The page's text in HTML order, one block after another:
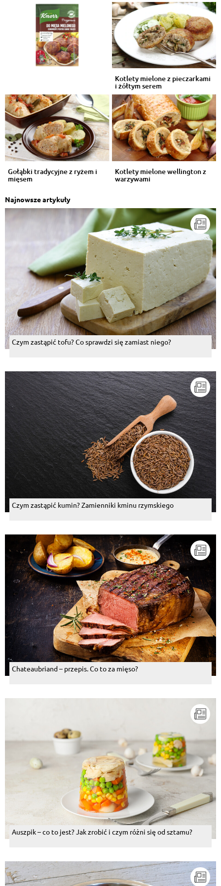
Mniam ..:)
Odpowiedz
Zbigniew Łysoń , 04.08.2016
Oberiba z karminadlym:)
Odpowiedz
Wojciech Wolniak, 04.08.2016
Pięknie wygląda
Odpowiedz
Kotlety mielone z pieczarkami
i żółtym serem
Gołąbki tradycyjne z ryżem i
mięsem
Kotlety mielone wellington z
warzywami
Najnowsze artykuły
Czym zastąpić tofu? Co sprawdzi się zamiast niego?
Czym zastąpić kumin? Zamienniki kminu rzymskiego
Chateaubriand – przepis. Co to za mięso?
Auszpik – co to jest? Jak zrobić i czym różni się od sztamu?